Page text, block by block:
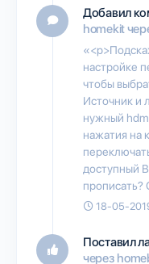
Добавил
homekit
настройке
чтобы
Источник и
нужный
нажатия на
доступный
прописать?
18-05-
Поставил
через